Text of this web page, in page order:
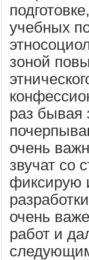
учебных
зоной
раз бывая
очень
звучат со
фиксирую
очень
работ и